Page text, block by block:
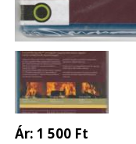
Ár:1 500 Ft